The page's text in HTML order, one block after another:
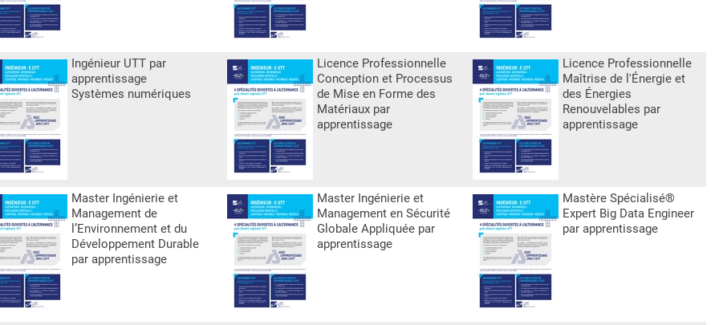
Ingénieur UTT par
apprentissage
Systèmes numériques
Licence Professionnelle
Conception et Processus
de Mise en Forme des
Matériaux par
apprentissage
Licence Professionnelle
Maîtrise de l'Énergie et
des Énergies
Renouvelables par
apprentissage
Master Ingénierie et
Management de
l’Environnement et du
Développement Durable
par apprentissage
Master Ingénierie et
Management en Sécurité
Globale Appliquée par
apprentissage
Mastère Spécialisé®
Expert Big Data Engineer
par apprentissage